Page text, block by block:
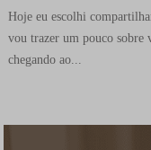
Hoje eu escolhi
vou trazer um pouco sobre
chegando ao...